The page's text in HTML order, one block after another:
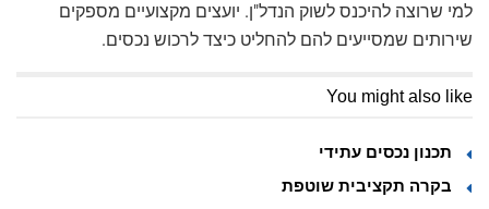
למי שרוצה להיכנס לשוק הנדל"ן. יועצים מקצועיים מספקים
שירותים שמסייעים להם להחליט כיצד לרכוש נכסים.
You might also like
תכנון נכסים עתידי
בקרה תקציבית שוטפת